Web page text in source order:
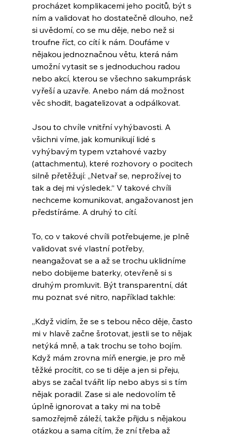
procházet komplikacemi jeho pocitů, být s
ním a validovat ho dostatečně dlouho, než
si uvědomí, co se mu děje, nebo než si
troufne říct, co cítí k nám. Doufáme v
nějakou jednoznačnou větu, která nám
umožní vytasit se s jednoduchou radou
nebo akcí, kterou se všechno sakumprásk
vyřeší a uzavře. Anebo nám dá možnost
věc shodit, bagatelizovat a odpálkovat.
Jsou to chvíle vnitřní vyhýbavosti. A
všichni víme, jak komunikují lidé s
vyhýbavým typem vztahové vazby
(attachmentu), které rozhovory o pocitech
silně přetěžují: „Netvař se, neprožívej to
tak a dej mi výsledek.“ V takové chvíli
nechceme komunikovat, angažovanost jen
předstíráme. A druhý to cítí.
To, co v takové chvíli potřebujeme, je plně
validovat své vlastní potřeby,
neangažovat se a až se trochu uklidníme
nebo dobijeme baterky, otevřeně si s
druhým promluvit. Být transparentní, dát
mu poznat své nitro, například takhle:
„Když vidím, že se s tebou něco děje, často
mi v hlavě začne šrotovat, jestli se to nějak
netýká mně, a tak trochu se toho bojím.
Když mám zrovna míň energie, je pro mě
těžké procítit, co se ti děje a jen si přeju,
abys se začal tvářit líp nebo abys si s tím
nějak poradil. Zase si ale nedovolím tě
úplně ignorovat a taky mi na tobě
samozřejmě záleží, takže přijdu s nějakou
otázkou a sama cítím, že zní třeba až